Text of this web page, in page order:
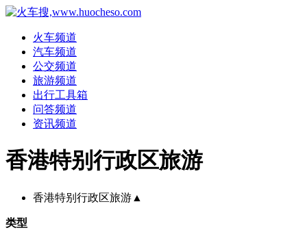
火车频道
汽车频道
公交频道
旅游频道
出行工具箱
问答频道
资讯频道
香港特别行政区旅游
香港特别行政区旅游 ▲
类型